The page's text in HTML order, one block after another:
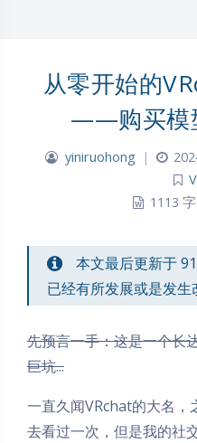
从零开始的
——购买模
yiniruohong |
1113 字
本文最后更新于
已经有所发展或是发生
先预言一手：这是一个长
巨坑...
一直久闻VRchat的大名
去看过一次，但是我的社